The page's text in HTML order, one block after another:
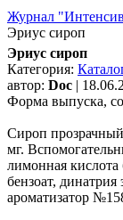
Журнал
Эриус сироп
Эриус сироп
Категория:
автор: Doc |
Форма выпуска,
Сироп
мг.
лимонная кислота
бензоат, динатрия
ароматизатор